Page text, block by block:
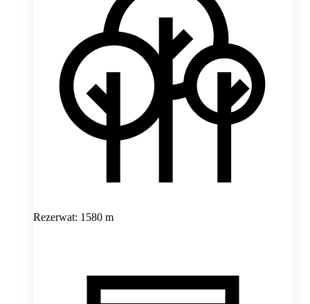
Rezerwat: 1580 m